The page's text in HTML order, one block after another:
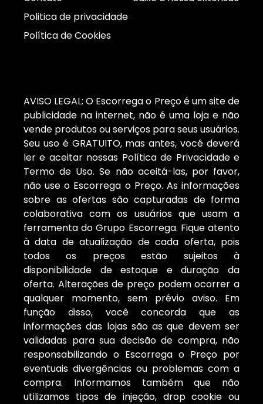
Politica de privacidade
Política de Cookies
AVISO LEGAL: O Escorrega o Preço é um site de
publicidade na internet, não é uma loja e não
vende produtos ou serviços para seus usuários.
Seu uso é GRATUITO, mas antes, você deverá
ler e aceitar nossas Política de Privacidade e
Termo de Uso. Se não aceitá-las, por favor,
não use o Escorrega o Preço. As informações
sobre as ofertas são capturadas de forma
colaborativa com os usuários que usam a
ferramenta do Grupo Escorrega. Fique atento
à data de atualização de cada oferta, pois
todos os preços estão sujeitos à
disponibilidade de estoque e duração da
oferta. Alterações de preço podem ocorrer a
qualquer momento, sem prévio aviso. Em
função disso, você concorda que as
informações das lojas são as que devem ser
validadas para sua decisão de compra, não
responsabilizando o Escorrega o Preço por
eventuais divergências ou problemas com a
compra. Informamos também que não
utilizamos tipos de injeção, drop cookie ou